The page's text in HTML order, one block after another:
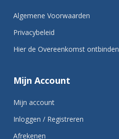
Algemene Voorwaarden
Privacybeleid
Hier de Overeenkomst ontbinden
Mijn Account
Mijn account
Inloggen / Registreren
Afrekenen